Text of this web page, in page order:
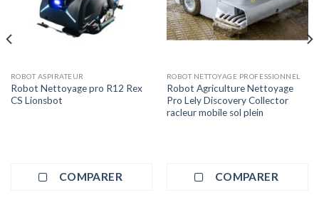
ROBOT ASPIRATEUR
Robot Nettoyage pro R12 Rex
CS Lionsbot
COMPARER
ROBOT NETTOYAGE PROFESSIONNEL
Robot Agriculture Nettoyage
Pro Lely Discovery Collector
racleur mobile sol plein
COMPARER